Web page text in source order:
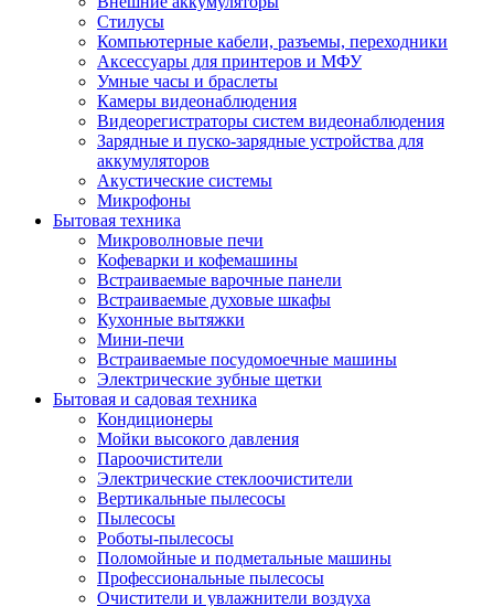
Стилусы
Компьютерные кабели, разъемы, переходники
Аксессуары для принтеров и МФУ
Умные часы и браслеты
Камеры видеонаблюдения
Видеорегистраторы систем видеонаблюдения
Зарядные и пуско-зарядные устройства для
аккумуляторов
Акустические системы
Микрофоны
Бытовая техника
Микроволновые печи
Кофеварки и кофемашины
Встраиваемые варочные панели
Встраиваемые духовые шкафы
Кухонные вытяжки
Мини-печи
Встраиваемые посудомоечные машины
Электрические зубные щетки
Бытовая и садовая техника
Кондиционеры
Мойки высокого давления
Пароочистители
Электрические стеклоочистители
Вертикальные пылесосы
Пылесосы
Роботы-пылесосы
Поломойные и подметальные машины
Профессиональные пылесосы
Очистители и увлажнители воздуха